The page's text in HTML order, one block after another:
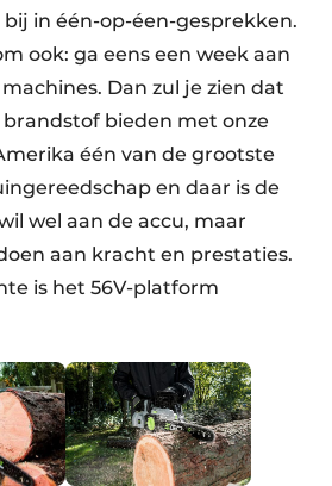
in één-op-éen-gesprekken.
ook: ga eens een week aan
Dan zul je zien dat
bieden met onze
één van de grootste
en daar is de
wel aan de accu, maar
aan kracht en prestaties.
is het 56V-platform